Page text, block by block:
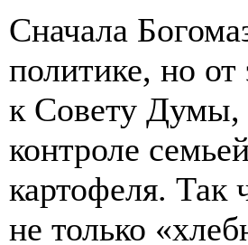
Сначала
политике, но от
к Совету Думы,
контроле
картофеля. Так
не только